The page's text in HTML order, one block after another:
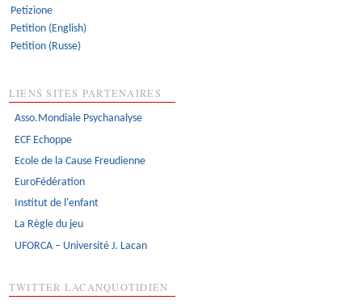
Petizione
Petition (English)
Petition (Russe)
LIENS SITES PARTENAIRES
Asso.Mondiale Psychanalyse
ECF Echoppe
Ecole de la Cause Freudienne
EuroFédération
Institut de l'enfant
La Règle du jeu
UFORCA – Université J. Lacan
TWITTER LACANQUOTIDIEN